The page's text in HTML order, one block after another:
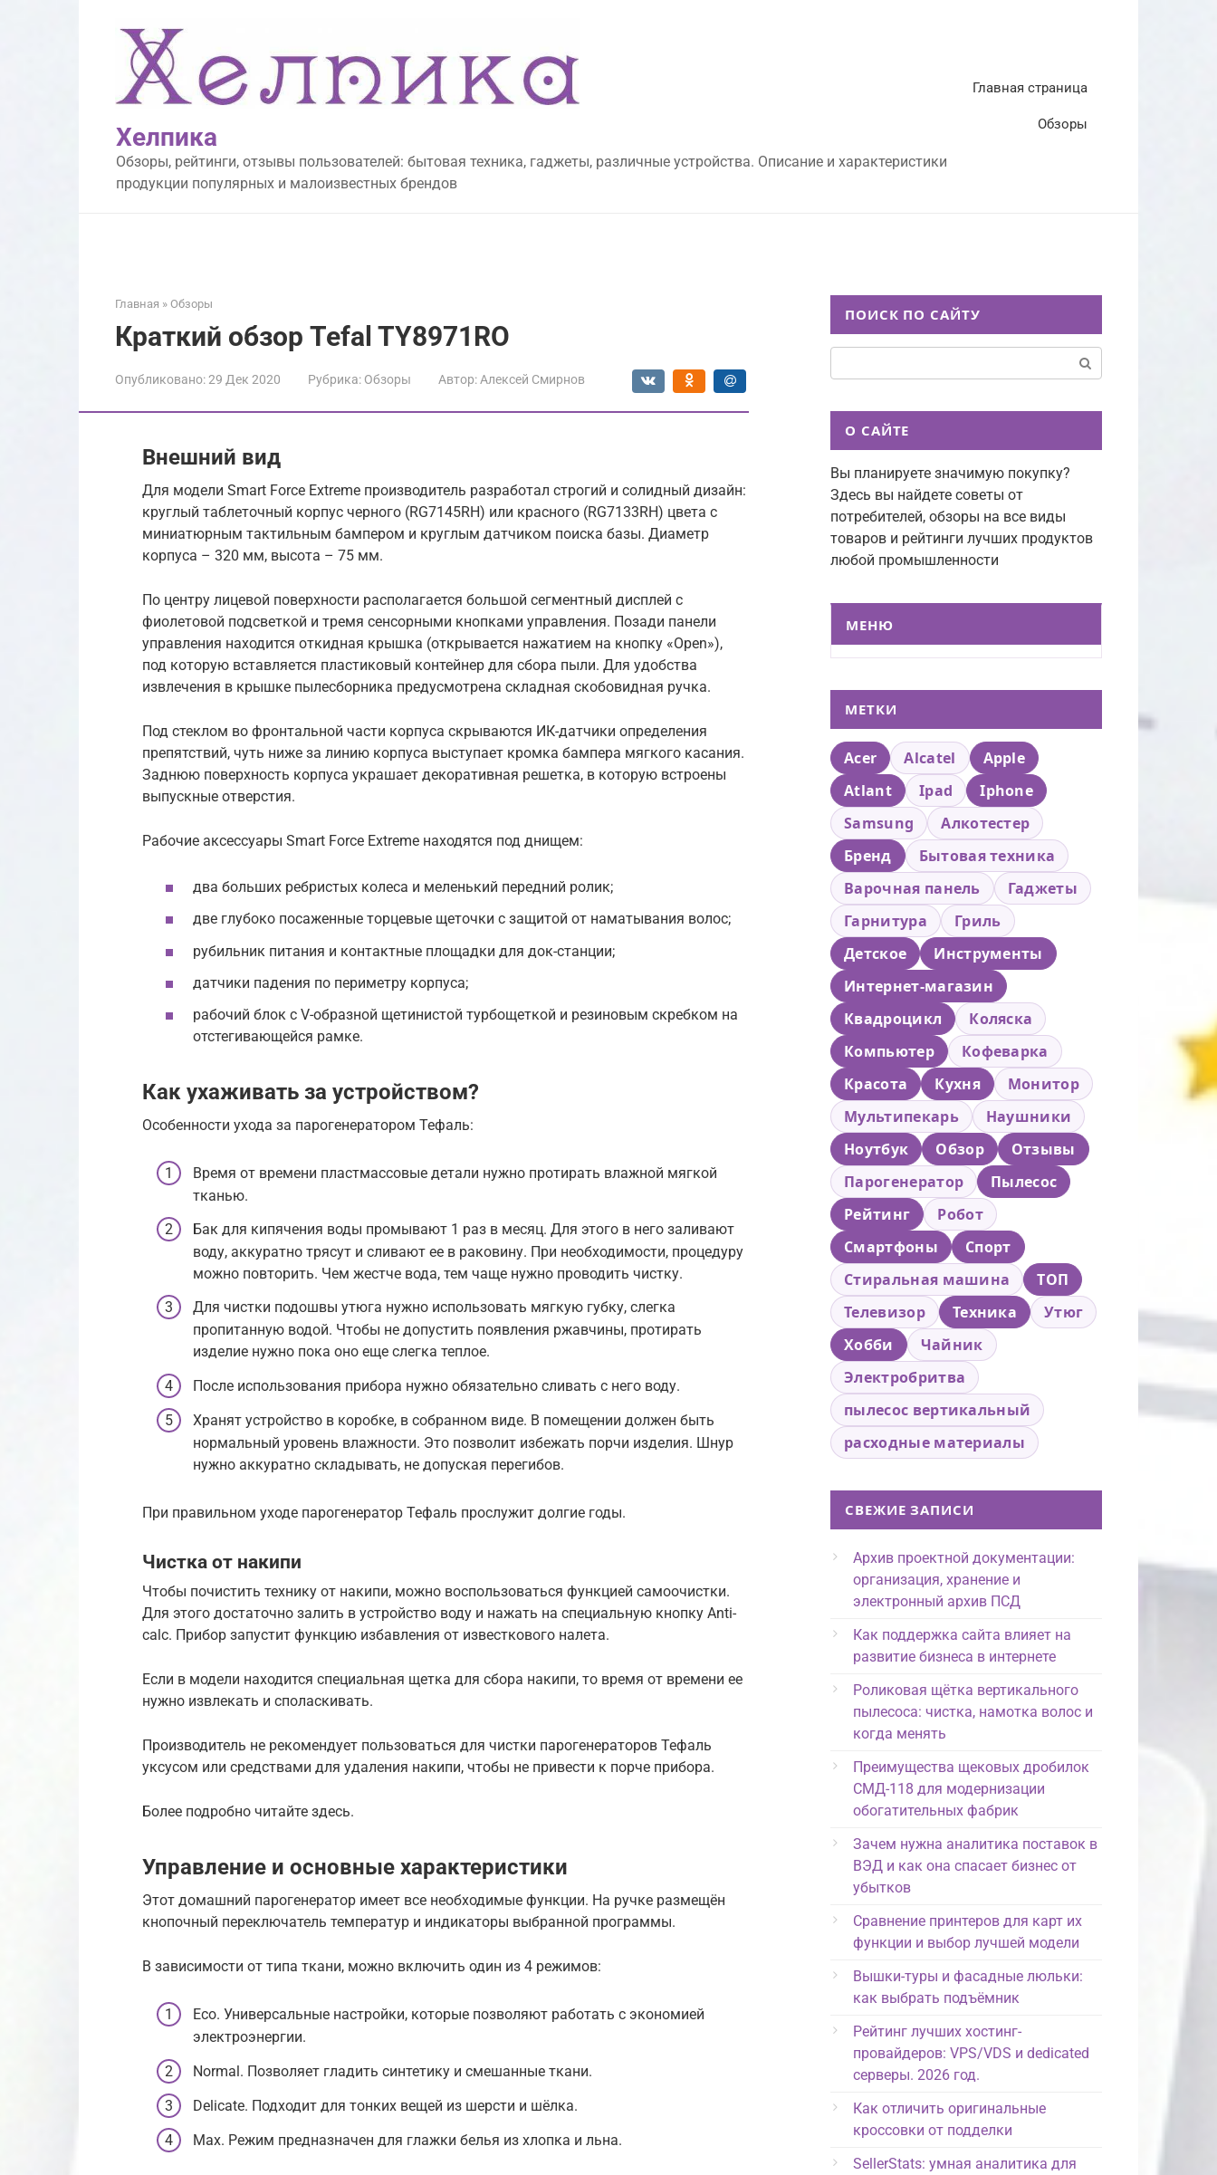
Хелпика
Обзоры, рейтинги, отзывы пользователей: бытовая техника, гаджеты, различные устройства. Описание и характеристики
продукции популярных и малоизвестных брендов
Главная страница
Обзоры
Главная » Обзоры
Краткий обзор Tefal TY8971RO
Опубликовано:29 Дек 2020 Рубрика: Обзоры Автор: Алексей Смирнов
Внешний вид
Для модели Smart Force Extreme производитель разработал строгий и солидный дизайн:
круглый таблеточный корпус черного (RG7145RH) или красного (RG7133RH) цвета с
миниатюрным тактильным бампером и круглым датчиком поиска базы. Диаметр
корпуса – 320 мм, высота – 75 мм.
По центру лицевой поверхности располагается большой сегментный дисплей с
фиолетовой подсветкой и тремя сенсорными кнопками управления. Позади панели
управления находится откидная крышка (открывается нажатием на кнопку «Open»),
под которую вставляется пластиковый контейнер для сбора пыли. Для удобства
извлечения в крышке пылесборника предусмотрена складная скобовидная ручка.
Под стеклом во фронтальной части корпуса скрываются ИК-датчики определения
препятствий, чуть ниже за линию корпуса выступает кромка бампера мягкого касания.
Заднюю поверхность корпуса украшает декоративная решетка, в которую встроены
выпускные отверстия.
Рабочие аксессуары Smart Force Extreme находятся под днищем:
два больших ребристых колеса и меленький передний ролик;
две глубоко посаженные торцевые щеточки с защитой от наматывания волос;
рубильник питания и контактные площадки для док-станции;
датчики падения по периметру корпуса;
рабочий блок с V-образной щетинистой турбощеткой и резиновым скребком на
отстегивающейся рамке.
Как ухаживать за устройством?
Особенности ухода за парогенератором Тефаль:
Время от времени пластмассовые детали нужно протирать влажной мягкой
тканью.
Бак для кипячения воды промывают 1 раз в месяц. Для этого в него заливают
воду, аккуратно трясут и сливают ее в раковину. При необходимости, процедуру
можно повторить. Чем жестче вода, тем чаще нужно проводить чистку.
Для чистки подошвы утюга нужно использовать мягкую губку, слегка
пропитанную водой. Чтобы не допустить появления ржавчины, протирать
изделие нужно пока оно еще слегка теплое.
После использования прибора нужно обязательно сливать с него воду.
Хранят устройство в коробке, в собранном виде. В помещении должен быть
нормальный уровень влажности. Это позволит избежать порчи изделия. Шнур
нужно аккуратно складывать, не допуская перегибов.
При правильном уходе парогенератор Тефаль прослужит долгие годы.
Чистка от накипи
Чтобы почистить технику от накипи, можно воспользоваться функцией самоочистки.
Для этого достаточно залить в устройство воду и нажать на специальную кнопку Anti-
calc. Прибор запустит функцию избавления от известкового налета.
Если в модели находится специальная щетка для сбора накипи, то время от времени ее
нужно извлекать и споласкивать.
Производитель не рекомендует пользоваться для чистки парогенераторов Тефаль
уксусом или средствами для удаления накипи, чтобы не привести к порче прибора.
Более подробно читайте здесь.
Управление и основные характеристики
Этот домашний парогенератор имеет все необходимые функции. На ручке размещён
кнопочный переключатель температур и индикаторы выбранной программы.
В зависимости от типа ткани, можно включить один из 4 режимов:
Eco. Универсальные настройки, которые позволяют работать с экономией
электроэнергии.
Normal. Позволяет гладить синтетику и смешанные ткани.
Delicate. Подходит для тонких вещей из шерсти и шёлка.
Max. Режим предназначен для глажки белья из хлопка и льна.
ПОИСК ПО САЙТУ
О САЙТЕ
Вы планируете значимую покупку?
Здесь вы найдете советы от
потребителей, обзоры на все виды
товаров и рейтинги лучших продуктов
любой промышленности
МЕНЮ
МЕТКИ
Acer Alcatel
Apple
Atlant
Ipad
Iphone
Samsung
Алкотестер
Бренд
Бытовая техника
Варочная панель
Гаджеты
Гарнитура
Гриль
Детское
Инструменты
Интернет-магазин
Квадроцикл
Коляска
Компьютер
Кофеварка
Красота
Кухня
Монитор
Мультипекарь
Наушники
Ноутбук
Обзор
Отзывы
Парогенератор
Пылесос
Рейтинг
Робот
Смартфоны
Спорт
Стиральная машина
ТОП
Телевизор
Техника
Утюг
Хобби
Чайник
Электробритва
пылесос вертикальный
расходные материалы
СВЕЖИЕ ЗАПИСИ
Архив проектной документации:
организация, хранение и
электронный архив ПСД
Как поддержка сайта влияет на
развитие бизнеса в интернете
Роликовая щётка вертикального
пылесоса: чистка, намотка волос и
когда менять
Преимущества щековых дробилок
СМД-118 для модернизации
обогатительных фабрик
Зачем нужна аналитика поставок в
ВЭД и как она спасает бизнес от
убытков
Сравнение принтеров для карт их
функции и выбор лучшей модели
Вышки-туры и фасадные люльки:
как выбрать подъёмник
Рейтинг лучших хостинг-
провайдеров: VPS/VDS и dedicated
серверы. 2026 год.
Как отличить оригинальные
кроссовки от подделки
SellerStats: умная аналитика для